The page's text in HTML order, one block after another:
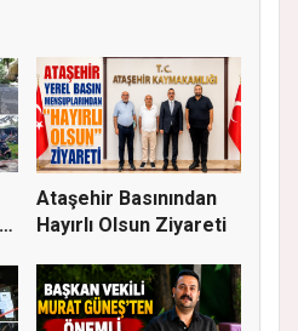
Ataşehir Basınından
Hayırlı Olsun Ziyareti